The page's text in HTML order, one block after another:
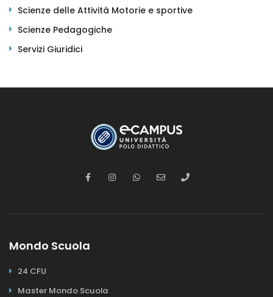
Scienze delle Attività Motorie e sportive
Scienze Pedagogiche
Servizi Giuridici
Mondo Scuola
24 CFU
Master Mondo Scuola